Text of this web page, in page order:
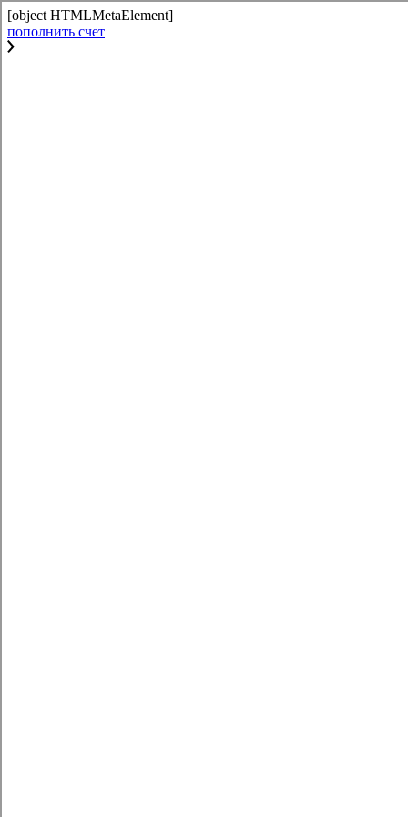
[object HTMLMetaElement]
пополнить счет